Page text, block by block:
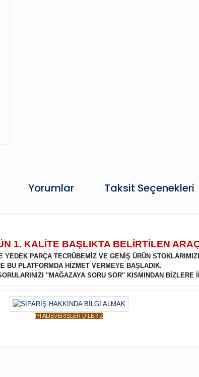
Yorumlar Taksit Seçenekleri
1. KALİTE BAŞLIKTA BELİRTİLEN
YEDEK PARÇA TECRÜBEMİZ VE GENİŞ ÜRÜN
BU PLATFORMDA HİZMET VERMEYE BAŞLADIK.
''MAĞAZAYA SORU SOR'' KISMINDAN BİZLERE
İYİ ALIŞVERİŞLER DİLERİZ